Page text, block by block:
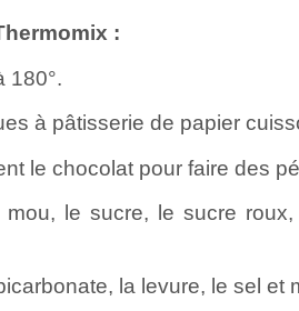
:
180°.
à pâtisserie de papier
le chocolat pour faire des
mou, le sucre, le sucre
la levure, le sel et